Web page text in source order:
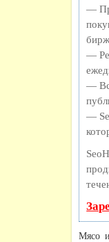
—
—
—
—
Мясо